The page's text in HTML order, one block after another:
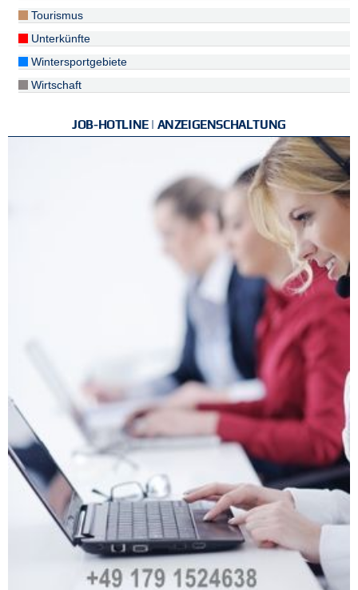
Tourismus
Unterkünfte
Wintersportgebiete
Wirtschaft
JOB-HOTLINE | ANZEIGENSCHALTUNG